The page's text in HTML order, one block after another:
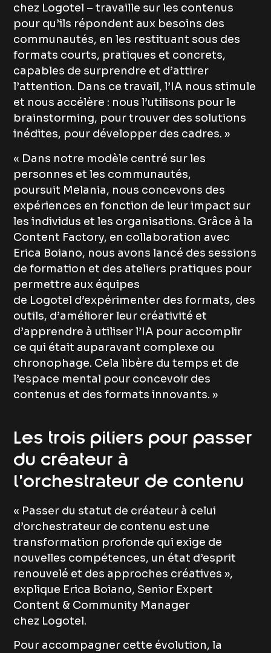
chez Logotel – travaille sur les contenus
pour qu’ils répondent aux besoins des
communautés, en les restituant sous des
formats courts, pratiques et concrets,
capables de surprendre et d’attirer
l’attention. Dans ce travail, l’IA nous stimule
et nous accélère : nous l’utilisons pour le
brainstorming, pour trouver des solutions
inédites, pour développer des cadres. »
« Dans notre modèle centré sur les
personnes et les communautés,
poursuit Melania, nous concevons des
expériences en fonction de leur impact sur
les individus et les organisations. Grâce à la
Content Factory, en collaboration avec
Erica Boiano, nous avons lancé des sessions
de formation et des ateliers pratiques pour
permettre aux équipes
de Logotel d’expérimenter des formats, des
outils, d’améliorer leur créativité et
d’apprendre à utiliser l’IA pour accomplir
ce qui était auparavant complexe ou
chronophage. Cela libère du temps et de
l’espace mental pour concevoir des
contenus et des formats innovants. »
Les trois piliers pour passer
du créateur à
l’orchestrateur de contenu
« Passer du statut de créateur à celui
d’orchestrateur de contenu est une
transformation profonde qui exige de
nouvelles compétences, un état d’esprit
renouvelé et des approches créatives »,
explique Erica Boiano, Senior Expert
Content & Community Manager
chez Logotel.
Pour accompagner cette évolution, la